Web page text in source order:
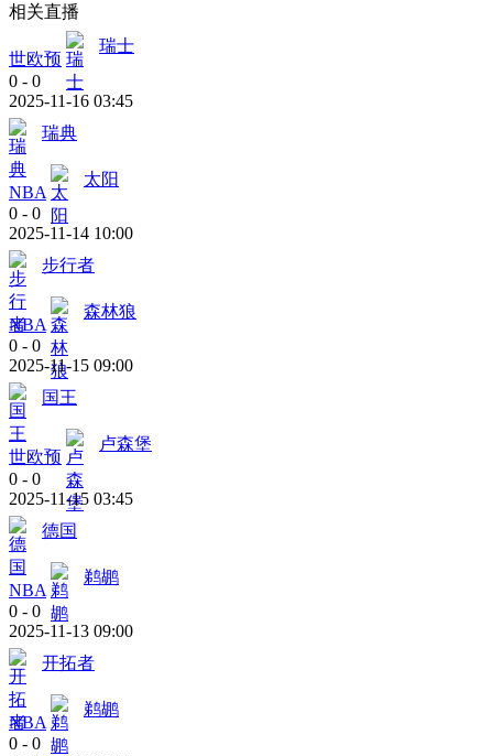
相关直播
世欧预
瑞士
0 - 0
2025-11-16 03:45
瑞典
NBA
太阳
0 - 0
2025-11-14 10:00
步行者
NBA
森林狼
0 - 0
2025-11-15 09:00
国王
世欧预
卢森堡
0 - 0
2025-11-15 03:45
德国
NBA
鹈鹕
0 - 0
2025-11-13 09:00
开拓者
NBA
鹈鹕
0 - 0